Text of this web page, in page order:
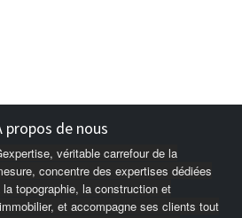
propos de nous
véritable carrefour de la
concentre des expertises dédiées
la topographie, la construction et
et accompagne ses clients tout